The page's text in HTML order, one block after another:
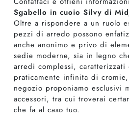
Sgabello in cuoio Silvy di
Oltre a rispondere a un ruolo
pezzi di arredo possono
anche anonimo e privo di
sedie moderne, sia in legno
arredi complessi, caratterizzati
praticamente infinita di
negozio proponiamo esclusivi
accessori, tra cui troverai
che fa al caso tuo.